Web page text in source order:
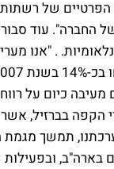
הפרטיים של
החברה". עוד
. "אנו
כיום על
הקפה בברזיל,
תמשך מגמת
בארה"ב,